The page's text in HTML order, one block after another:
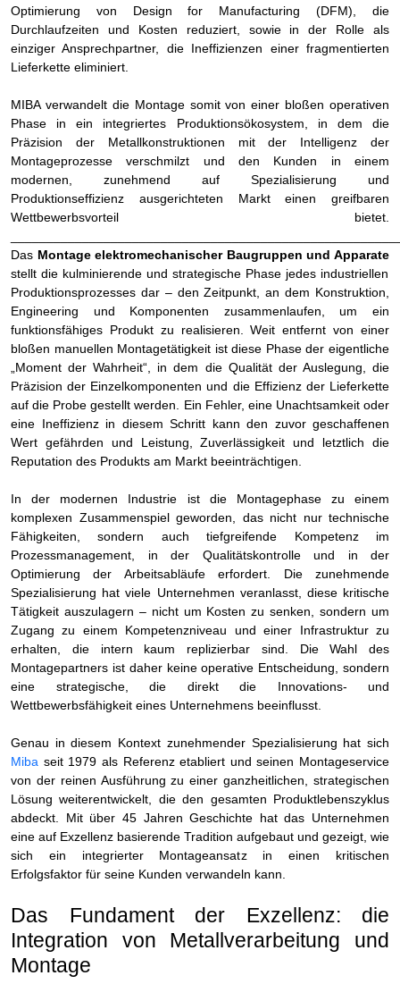
Optimierung von Design for Manufacturing (DFM), die
Durchlaufzeiten und Kosten reduziert, sowie in der Rolle als
einziger Ansprechpartner, die Ineffizienzen einer fragmentierten
Lieferkette eliminiert.
MIBA verwandelt die Montage somit von einer bloßen operativen
Phase in ein integriertes Produktionsökosystem, in dem die
Präzision der Metallkonstruktionen mit der Intelligenz der
Montageprozesse verschmilzt und den Kunden in einem
modernen, zunehmend auf Spezialisierung und
Produktionseffizienz ausgerichteten Markt einen greifbaren
Wettbewerbsvorteil bietet.
Das Montage elektromechanischer Baugruppen und Apparate
stellt die kulminierende und strategische Phase jedes industriellen
Produktionsprozesses dar – den Zeitpunkt, an dem Konstruktion,
Engineering und Komponenten zusammenlaufen, um ein
funktionsfähiges Produkt zu realisieren. Weit entfernt von einer
bloßen manuellen Montagetätigkeit ist diese Phase der eigentliche
„Moment der Wahrheit“ , in dem die Qualität der Auslegung, die
Präzision der Einzelkomponenten und die Effizienz der Lieferkette
auf die Probe gestellt werden. Ein Fehler, eine Unachtsamkeit oder
eine Ineffizienz in diesem Schritt kann den zuvor geschaffenen
Wert gefährden und Leistung, Zuverlässigkeit und letztlich die
Reputation des Produkts am Markt beeinträchtigen.
In der modernen Industrie ist die Montagephase zu einem
komplexen Zusammenspiel geworden, das nicht nur technische
Fähigkeiten, sondern auch tiefgreifende Kompetenz im
Prozessmanagement, in der Qualitätskontrolle und in der
Optimierung der Arbeitsabläufe erfordert. Die zunehmende
Spezialisierung hat viele Unternehmen veranlasst, diese kritische
Tätigkeit auszulagern – nicht um Kosten zu senken, sondern um
Zugang zu einem Kompetenzniveau und einer Infrastruktur zu
erhalten, die intern kaum replizierbar sind. Die Wahl des
Montagepartners ist daher keine operative Entscheidung, sondern
eine strategische, die direkt die Innovations- und
Wettbewerbsfähigkeit eines Unternehmens beeinflusst.
Genau in diesem Kontext zunehmender Spezialisierung hat sich
Miba seit 1979 als Referenz etabliert und seinen Montageservice
von der reinen Ausführung zu einer ganzheitlichen, strategischen
Lösung weiterentwickelt, die den gesamten Produktlebenszyklus
abdeckt. Mit über 45 Jahren Geschichte hat das Unternehmen
eine auf Exzellenz basierende Tradition aufgebaut und gezeigt, wie
sich ein integrierter Montageansatz in einen kritischen
Erfolgsfaktor für seine Kunden verwandeln kann.
Das Fundament der Exzellenz: die
Integration von Metallverarbeitung und
Montage